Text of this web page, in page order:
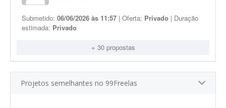
Submetido: 06/06/2026 às 11:57 | Oferta: Privado | Duração
estimada: Privado
+ 30 propostas
Projetos semelhantes no 99Freelas